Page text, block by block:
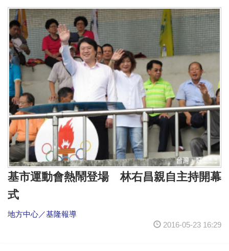
基市運動會熱鬧登場 林右昌親自主持開幕
式
地方中心／基隆報導
2016-05-23 16:29